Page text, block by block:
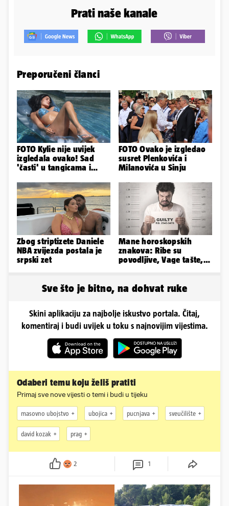
Prati naše kanale
Preporučeni članci
FOTO Kylie nije uvijek
izgledala ovako! Sad
'časti' u tangicama i
nož'...
FOTO Ovako je izgledao
susret Plenkovića i
Milanovića u Sinju
Zbog striptizete Daniele
NBA zvijezda postala je
srpski zet
Mane horoskopskih
znakova: Ribe su
povodljive, Vage tašte,
Sve što je bitno, na dohvat ruke
Skini aplikaciju za najbolje iskustvo portala. Čitaj,
komentiraj i budi uvijek u toku s najnovijim vijestima.
Odaberi temu koju želiš pratiti
Primaj sve nove vijesti o temi i budi u tijeku
masovno ubojstvo ubojica pucnjava sveučilište
david kozak prag
2 1